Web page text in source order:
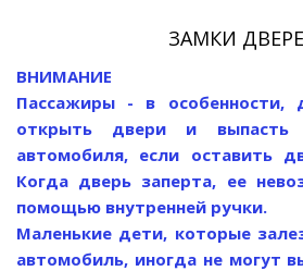
ЗАМКИ
ВНИМАНИЕ
Пассажиры - в особенности,
открыть двери и выпасть
автомобиля, если оставить
Когда дверь заперта, ее
помощью внутренней ручки.
Маленькие дети, которые
автомобиль, иногда не могут